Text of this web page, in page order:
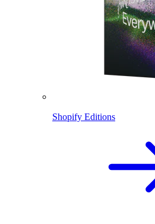
Shopify Editions